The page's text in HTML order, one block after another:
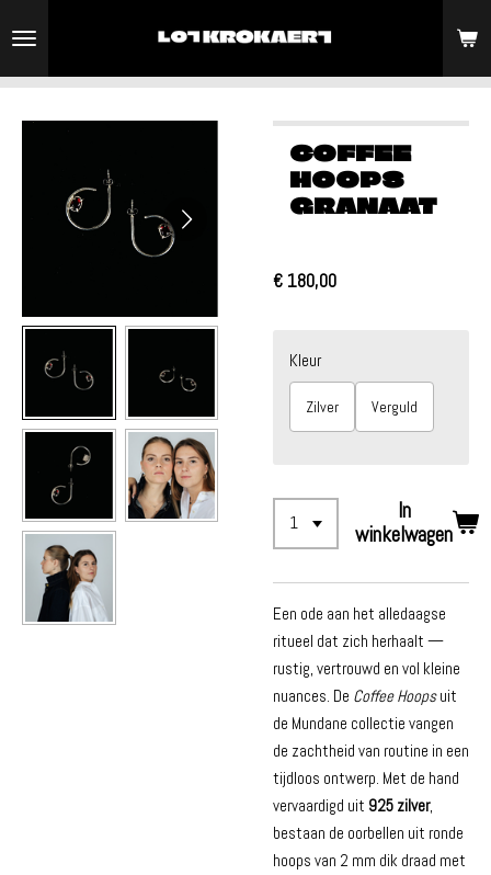
direct
naar
COFFEE
HOOPS
GRANAAT
€ 180,00
Kleur
Zilver Verguld
In
winkelwagen
Een ode aan het alledaagse
ritueel dat zich herhaalt —
rustig, vertrouwd en vol kleine
nuances. De Coffee Hoopsuit
de Mundane collectie vangen
de zachtheid van routine in een
tijdloos ontwerp. Met de hand
vervaardigd uit 925 zilver,
bestaan de oorbellen uit ronde
hoops van 2 mm dik draad met